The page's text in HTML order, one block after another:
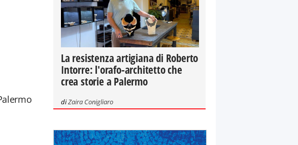
La resistenza artigiana di Roberto
Intorre: l'orafo-architetto che
crea storie a Palermo
diZaira Conigliaro